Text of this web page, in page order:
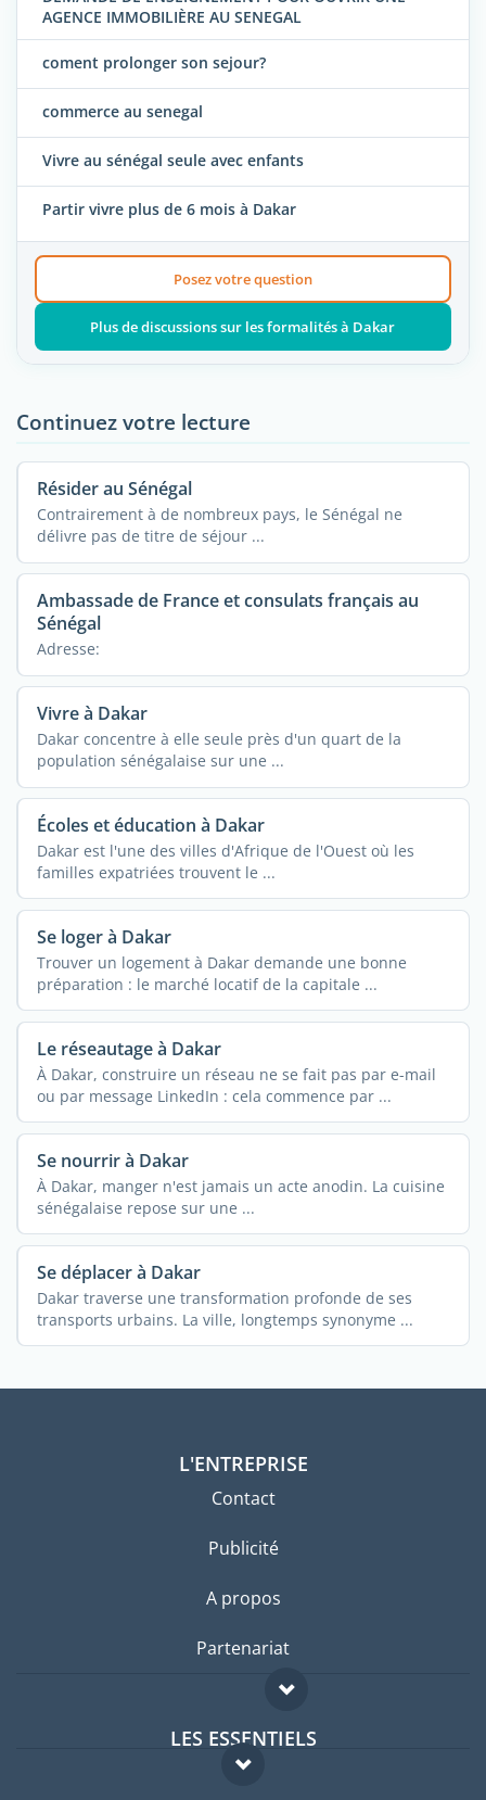
AGENCE IMMOBILIÈRE AU SENEGAL
coment prolonger son sejour?
commerce au senegal
Vivre au sénégal seule avec enfants
Partir vivre plus de 6 mois à Dakar
Posez votre question
Plus de discussions sur les formalités à Dakar
Continuez votre lecture
Résider au Sénégal
Contrairement à de nombreux pays, le Sénégal ne
délivre pas de titre de séjour ...
Ambassade de France et consulats français au
Sénégal
Adresse:
Vivre à Dakar
Dakar concentre à elle seule près d'un quart de la
population sénégalaise sur une ...
Écoles et éducation à Dakar
Dakar est l'une des villes d'Afrique de l'Ouest où les
familles expatriées trouvent le ...
Se loger à Dakar
Trouver un logement à Dakar demande une bonne
préparation : le marché locatif de la capitale ...
Le réseautage à Dakar
À Dakar, construire un réseau ne se fait pas par e-mail
ou par message LinkedIn : cela commence par ...
Se nourrir à Dakar
À Dakar, manger n'est jamais un acte anodin. La cuisine
sénégalaise repose sur une ...
Se déplacer à Dakar
Dakar traverse une transformation profonde de ses
transports urbains. La ville, longtemps synonyme ...
L'ENTREPRISE
Contact
Publicité
A propos
Partenariat
LES ESSENTIELS
Forum expatriés